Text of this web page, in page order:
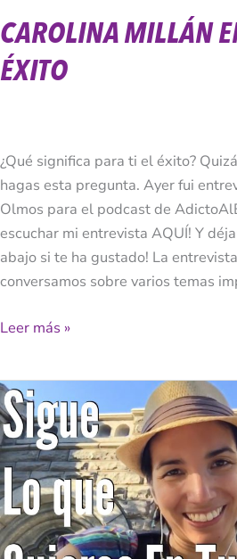
CAROLINA MILLÁN
ÉXITO
¿Qué significa para ti el éxito?
hagas esta pregunta. Ayer fui
Olmos para el podcast de
escuchar mi entrevista AQUÍ! Y
abajo si te ha gustado! La
conversamos sobre varios temas
Leer más »
Sigue
Lo
Que
Quieres
En
Tu
Vida